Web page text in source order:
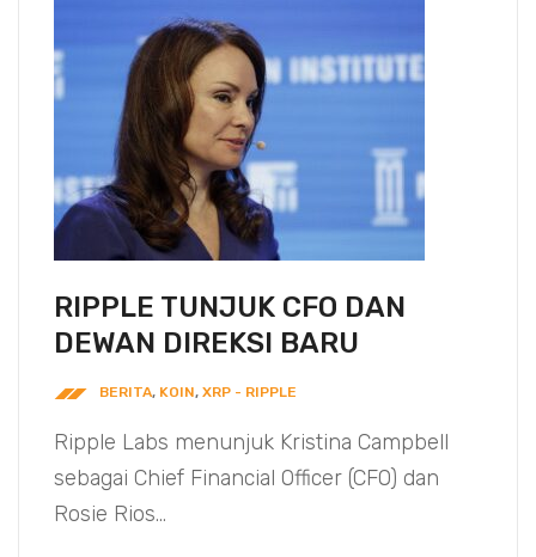
RIPPLE TUNJUK CFO DAN
DEWAN DIREKSI BARU
BERITA, KOIN, XRP - RIPPLE
Ripple Labs menunjuk Kristina Campbell
sebagai Chief Financial Officer (CFO) dan
Rosie Rios...